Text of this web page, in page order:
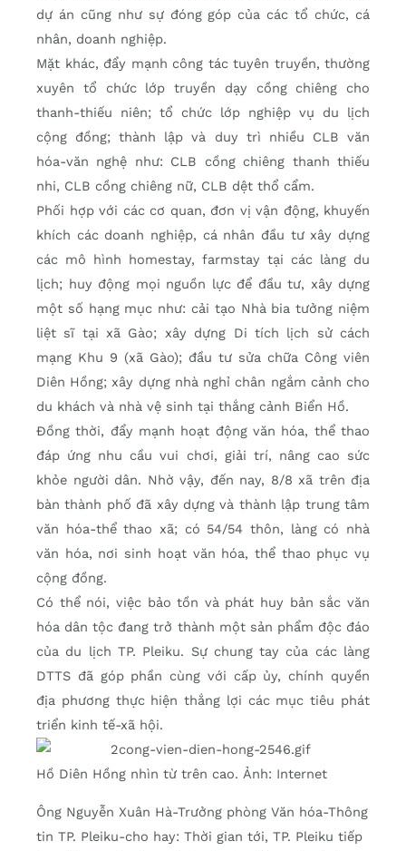
dự án cũng như sự đóng góp của các tổ chức, cá
nhân, doanh nghiệp.
Mặt khác, đẩy mạnh công tác tuyên truyền, thường
xuyên tổ chức lớp truyền dạy cồng chiêng cho
thanh-thiếu niên; tổ chức lớp nghiệp vụ du lịch
cộng đồng; thành lập và duy trì nhiều CLB văn
hóa-văn nghệ như: CLB cồng chiêng thanh thiếu
nhi, CLB cồng chiêng nữ, CLB dệt thổ cẩm.
Phối hợp với các cơ quan, đơn vị vận động, khuyến
khích các doanh nghiệp, cá nhân đầu tư xây dựng
các mô hình homestay, farmstay tại các làng du
lịch; huy động mọi nguồn lực để đầu tư, xây dựng
một số hạng mục như: cải tạo Nhà bia tưởng niệm
liệt sĩ tại xã Gào; xây dựng Di tích lịch sử cách
mạng Khu 9 (xã Gào); đầu tư sửa chữa Công viên
Diên Hồng; xây dựng nhà nghỉ chân ngắm cảnh cho
du khách và nhà vệ sinh tại thắng cảnh Biển Hồ.
Đồng thời, đẩy mạnh hoạt động văn hóa, thể thao
đáp ứng nhu cầu vui chơi, giải trí, nâng cao sức
khỏe người dân. Nhờ vậy, đến nay, 8/8 xã trên địa
bàn thành phố đã xây dựng và thành lập trung tâm
văn hóa-thể thao xã; có 54/54 thôn, làng có nhà
văn hóa, nơi sinh hoạt văn hóa, thể thao phục vụ
cộng đồng.
Có thể nói, việc bảo tồn và phát huy bản sắc văn
hóa dân tộc đang trở thành một sản phẩm độc đáo
của du lịch TP. Pleiku. Sự chung tay của các làng
DTTS đã góp phần cùng với cấp ủy, chính quyền
địa phương thực hiện thắng lợi các mục tiêu phát
triển kinh tế-xã hội.
Hồ Diên Hồng nhìn từ trên cao. Ảnh: Internet
Ông Nguyễn Xuân Hà-Trưởng phòng Văn hóa-Thông
tin TP. Pleiku-cho hay: Thời gian tới, TP. Pleiku tiếp